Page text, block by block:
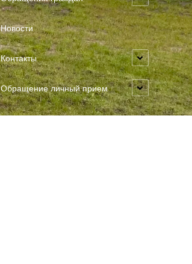
Новости
Контакты
Обращение личный прием